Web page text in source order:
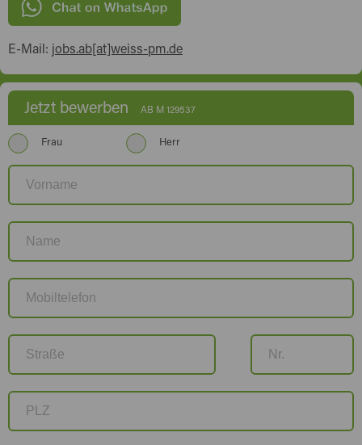
E-Mail: jobs.ab[at]weiss-pm.de
Jetzt bewerben AB M 129537
Frau Herr